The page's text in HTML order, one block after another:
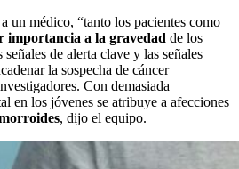
un médico, “tanto los pacientes como
importancia a la gravedad de los
de alerta clave y las señales
la sospecha de cáncer
Con demasiada
en los jóvenes se atribuye a afecciones
, dijo el equipo.